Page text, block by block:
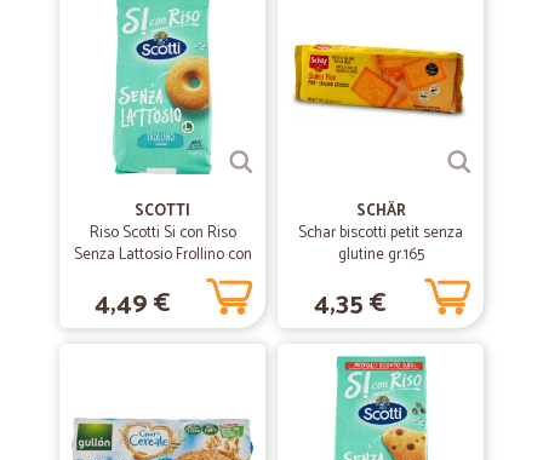
SCOTTI
Riso Scotti Si con Riso
Senza Lattosio Frollino con
4,49 €
SCHÄR
Schar biscotti petit senza
glutine gr.165
4,35 €